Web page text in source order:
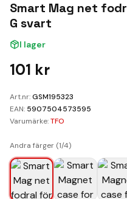
Kundvagn
Smart Mag net
G svart
I lager
101 kr
Art.nr:GSM195323
EAN: 5907504573595
Varumärke:TFO
Andra färger (1/4)